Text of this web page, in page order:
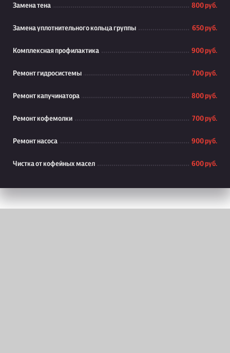
Замена тена 800 руб.
Замена уплотнительного кольца группы 650 руб.
Комплексная профилактика 900 руб.
Ремонт гидросистемы 700 руб.
Ремонт капучинатора 800 руб.
Ремонт кофемолки 700 руб.
Ремонт насоса 900 руб.
Чистка от кофейных масел 600 руб.